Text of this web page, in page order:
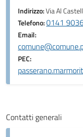
Indirizzo:Via Al
Telefono:0141
Email:
PEC:
Contatti generali